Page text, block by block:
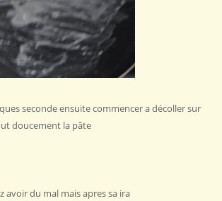
seconde ensuite commencer a décoller sur
doucement la pâte
avoir du mal mais apres sa ira